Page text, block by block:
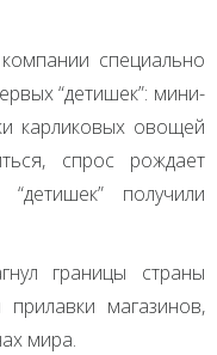
специально
“детишек”: мини-
карликовых овощей
спрос рождает
получили
границы страны
магазинов,
мира.